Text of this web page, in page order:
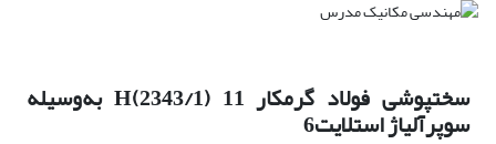
سختپوشی فولاد گرمکار 11 H(2343/1) به‌وسیله
‌سوپرآلیاژ استلایت‌6‌